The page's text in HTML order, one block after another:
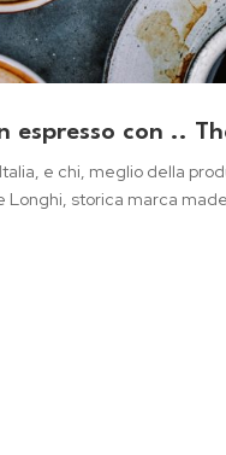
espresso con ..
e chi, meglio della
Longhi, storica marca